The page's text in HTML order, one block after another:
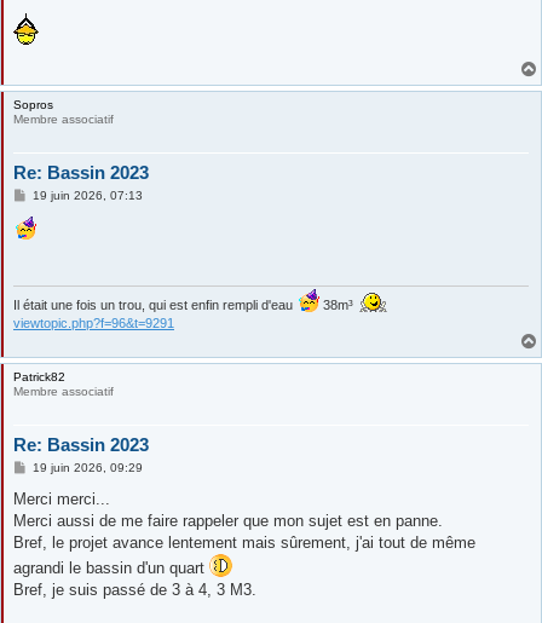
s
s
a
Sopros
Membre associatif
Re: Bassin 2023
M
s
s
19 juin 2026, 07:13
Il était une fois un trou, qui est enfin rempli d'eau
38m³
viewtopic.php?f=96&t=9291
Patrick82
Membre associatif
Re: Bassin 2023
M
s
a
g
19 juin 2026, 09:29
Merci merci...
Merci aussi de me faire rappeler que mon sujet est en panne.
Bref, le projet avance lentement mais sûrement, j'ai tout de même
agrandi le bassin d'un quart
Bref, je suis passé de 3 à 4, 3 M3.